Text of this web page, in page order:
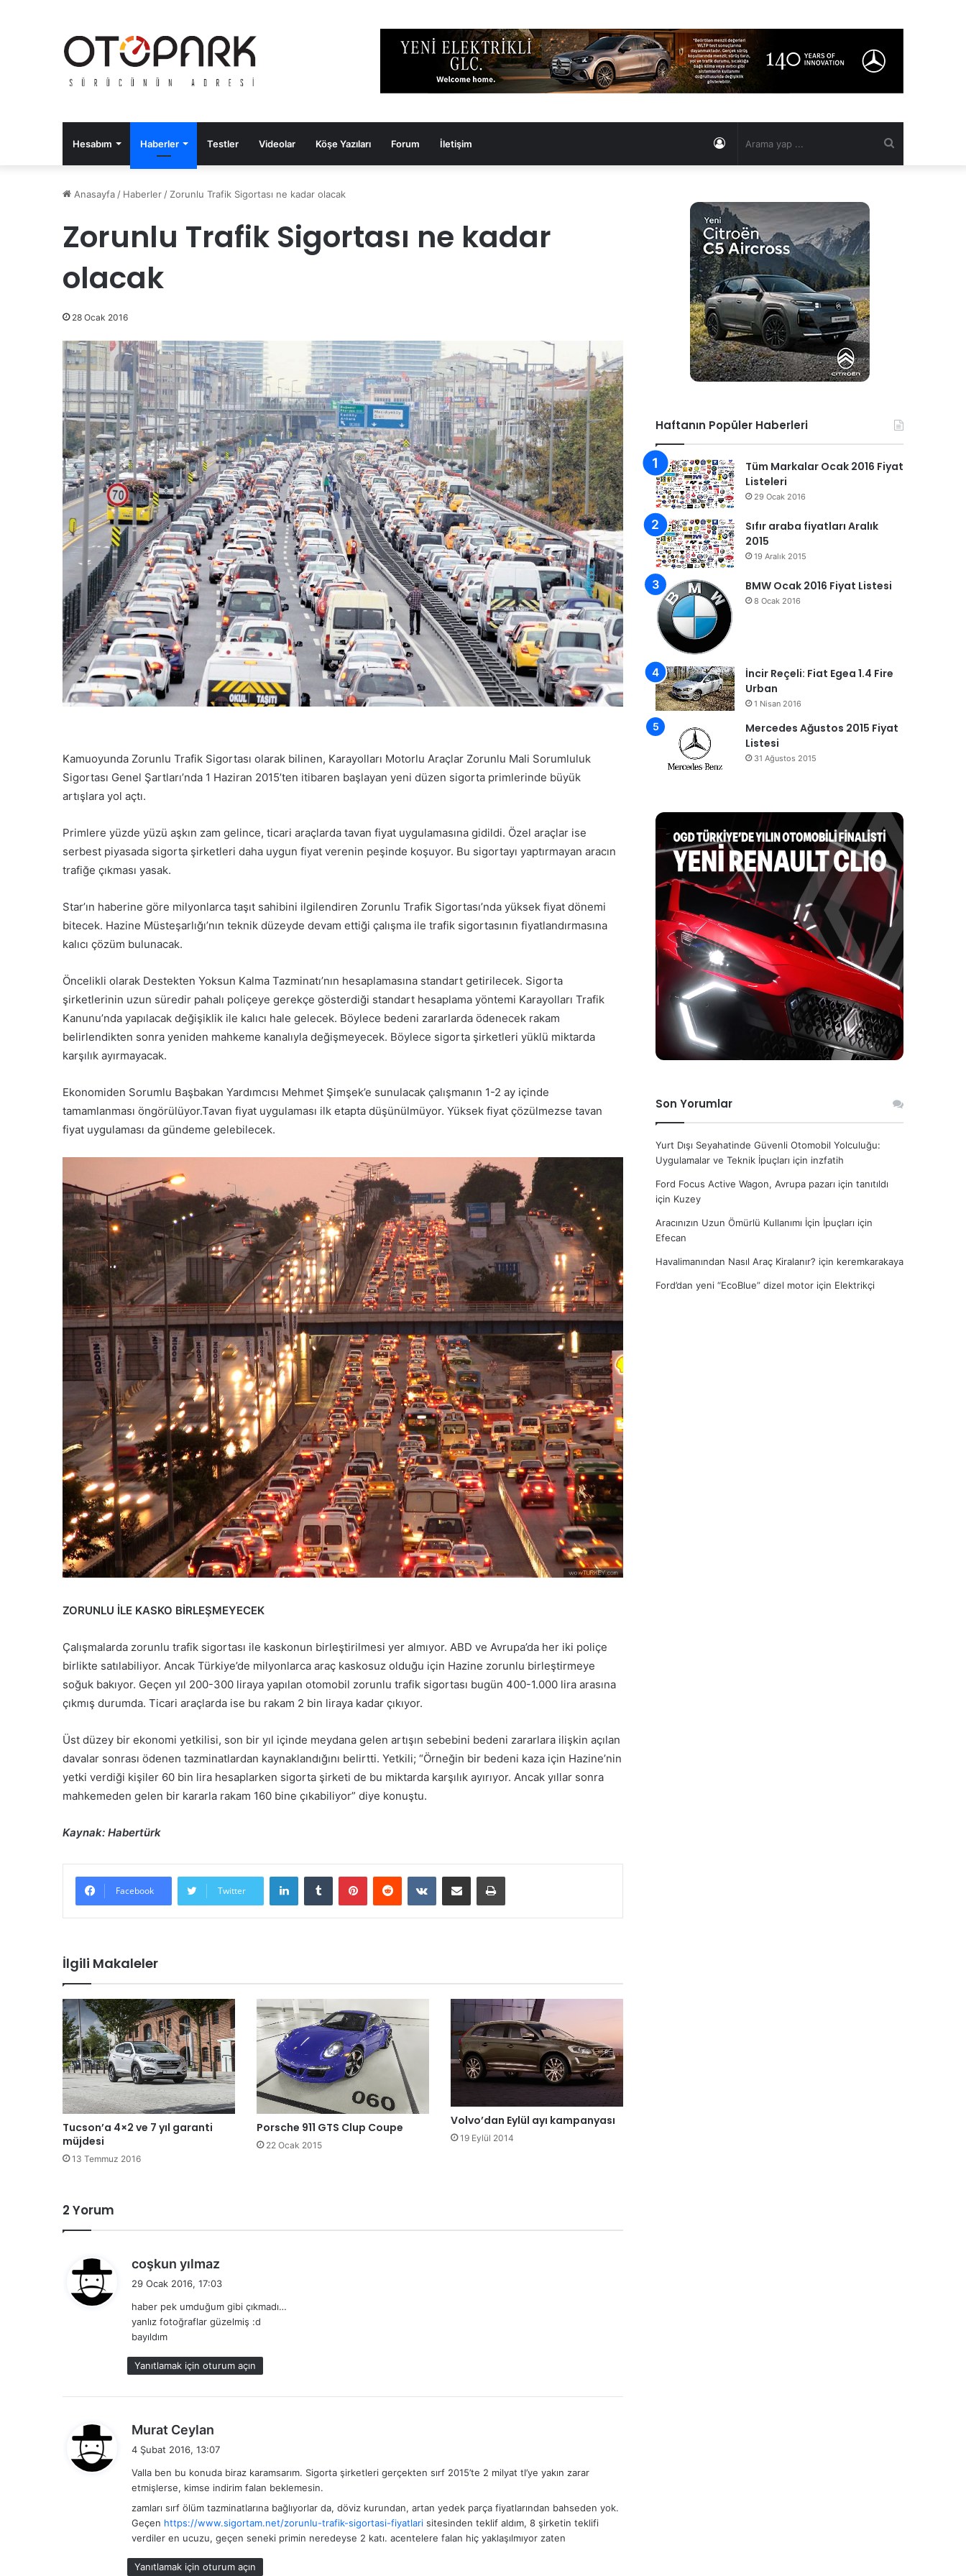
Hesabım Haberler Testler Videolar Köşe Yazıları Forum İletişim Kayıt
Anasayfa / Haberler / Zorunlu Trafik Sigortası ne kadar olacak
Zorunlu Trafik Sigortası ne kadar
olacak
28 Ocak 2016
Kamuoyunda Zorunlu Trafik Sigortası olarak bilinen, Karayolları Motorlu Araçlar Zorunlu Mali Sorumluluk
Sigortası Genel Şartları’nda 1 Haziran 2015’ten itibaren başlayan yeni düzen sigorta primlerinde büyük
artışlara yol açtı.
Primlere yüzde yüzü aşkın zam gelince, ticari araçlarda tavan fiyat uygulamasına gidildi. Özel araçlar ise
serbest piyasada sigorta şirketleri daha uygun fiyat verenin peşinde koşuyor. Bu sigortayı yaptırmayan aracın
trafiğe çıkması yasak.
Star’ın haberine göre milyonlarca taşıt sahibini ilgilendiren Zorunlu Trafik Sigortası’nda yüksek fiyat dönemi
bitecek. Hazine Müsteşarlığı’nın teknik düzeyde devam ettiği çalışma ile trafik sigortasının fiyatlandırmasına
kalıcı çözüm bulunacak.
Öncelikli olarak Destekten Yoksun Kalma Tazminatı’nın hesaplamasına standart getirilecek. Sigorta
şirketlerinin uzun süredir pahalı poliçeye gerekçe gösterdiği standart hesaplama yöntemi Karayolları Trafik
Kanunu’nda yapılacak değişiklik ile kalıcı hale gelecek. Böylece bedeni zararlarda ödenecek rakam
belirlendikten sonra yeniden mahkeme kanalıyla değişmeyecek. Böylece sigorta şirketleri yüklü miktarda
karşılık ayırmayacak.
Ekonomiden Sorumlu Başbakan Yardımcısı Mehmet Şimşek’e sunulacak çalışmanın 1-2 ay içinde
tamamlanması öngörülüyor.Tavan fiyat uygulaması ilk etapta düşünülmüyor. Yüksek fiyat çözülmezse tavan
fiyat uygulaması da gündeme gelebilecek.
ZORUNLU İLE KASKO BİRLEŞMEYECEK
Çalışmalarda zorunlu trafik sigortası ile kaskonun birleştirilmesi yer almıyor. ABD ve Avrupa’da her iki poliçe
birlikte satılabiliyor. Ancak Türkiye’de milyonlarca araç kaskosuz olduğu için Hazine zorunlu birleştirmeye
soğuk bakıyor. Geçen yıl 200-300 liraya yapılan otomobil zorunlu trafik sigortası bugün 400-1.000 lira arasına
çıkmış durumda. Ticari araçlarda ise bu rakam 2 bin liraya kadar çıkıyor.
Üst düzey bir ekonomi yetkilisi, son bir yıl içinde meydana gelen artışın sebebini bedeni zararlara ilişkin açılan
davalar sonrası ödenen tazminatlardan kaynaklandığını belirtti. Yetkili; “Örneğin bir bedeni kaza için Hazine’nin
yetki verdiği kişiler 60 bin lira hesaplarken sigorta şirketi de bu miktarda karşılık ayırıyor. Ancak yıllar sonra
mahkemeden gelen bir kararla rakam 160 bine çıkabiliyor” diye konuştu.
Kaynak: Habertürk
Facebook Twitter
İlgili Makaleler
Tucson’a 4×2 ve 7 yıl garanti
müjdesi
13 Temmuz 2016
Porsche 911 GTS Clup Coupe
22 Ocak 2015
Volvo’dan Eylül ayı kampanyası
19 Eylül 2014
2 Yorum
coşkun yılmaz
i
k
:
29 Ocak 2016, 17:03
haber pek umduğum gibi çıkmadı…
yanlız fotoğraflar güzelmiş :d
bayıldım
Yanıtlamak için oturum açın
Murat Ceylan
i
k
i
:
4 Şubat 2016, 13:07
Valla ben bu konuda biraz karamsarım. Sigorta şirketleri gerçekten sırf 2015’te 2 milyat tl’ye yakın zarar
etmişlerse, kimse indirim falan beklemesin.
zamları sırf ölüm tazminatlarına bağlıyorlar da, döviz kurundan, artan yedek parça fiyatlarından bahseden yok.
Geçen https://www.sigortam.net/zorunlu-trafik-sigortasi-fiyatlari sitesinden teklif aldım, 8 şirketin teklifi
verdiler en ucuzu, geçen seneki primin neredeyse 2 katı. acentelere falan hiç yaklaşılmıyor zaten
Yanıtlamak için oturum açın
Haftanın Popüler Haberleri
Tüm Markalar Ocak 2016 Fiyat
Listeleri
29 Ocak 2016
Sıfır araba fiyatları Aralık
2015
19 Aralık 2015
BMW Ocak 2016 Fiyat Listesi
8 Ocak 2016
İncir Reçeli: Fiat Egea 1.4 Fire
Urban
1 Nisan 2016
Mercedes Ağustos 2015 Fiyat
Listesi
31 Ağustos 2015
Son Yorumlar
Yurt Dışı Seyahatinde Güvenli Otomobil Yolculuğu:
Uygulamalar ve Teknik İpuçları için inzfatih
Ford Focus Active Wagon, Avrupa pazarı için tanıtıldı
için Kuzey
Aracınızın Uzun Ömürlü Kullanımı İçin İpuçları için
Efecan
Havalimanından Nasıl Araç Kiralanır? için keremkarakaya
Ford’dan yeni “EcoBlue” dizel motor için Elektrikçi